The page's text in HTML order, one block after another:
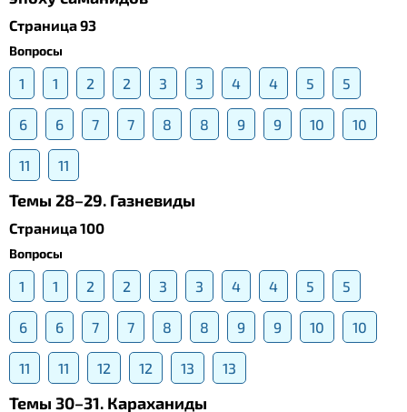
Страница 93
Вопросы
1 1 2 2 3 3 4 4 5 5
6 6 7 7 8 8 9 9 10 10
11 11
Темы 28–29. Газневиды
Страница 100
Вопросы
1 1 2 2 3 3 4 4 5 5
6 6 7 7 8 8 9 9 10 10
11 11 12 12 13 13
Темы 30–31. Караханиды